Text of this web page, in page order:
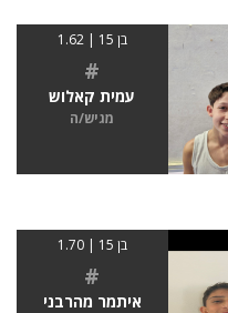
בן 15 | 1.62
#
עמית קאלוש
מגיש/ה
בן 15 | 1.70
#
איתמר מהרבני